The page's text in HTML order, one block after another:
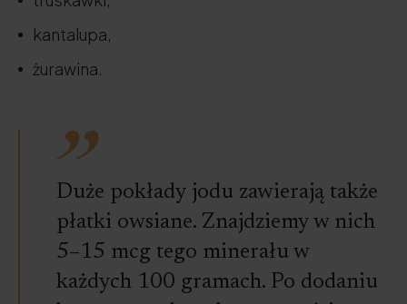
kantalupa,
żurawina.
Duże pokłady jodu zawierają także
płatki owsiane. Znajdziemy w nich
5–15 mcg tego minerału w
każdych 100 gramach. Po dodaniu